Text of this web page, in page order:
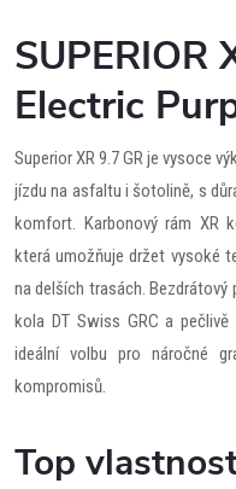
SUPERIOR
Electric
Superior XR 9.7 GR je vysoce
jízdu na asfaltu i šotolině, s
komfort. Karbonový rám XR
která umožňuje držet vysoké
na delších trasách. Bezdrátový
kola DT Swiss GRC a
ideální volbu pro náročné
kompromisů.
Top